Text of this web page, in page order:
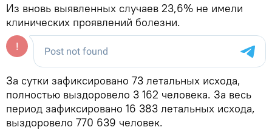
Из вновь выявленных случаев 23,6% не имели
клинических проявлений болезни.
За сутки зафиксировано 73 летальных исхода,
полностью выздоровело 3 162 человека. За весь
период зафиксировано 16 383 летальных исхода,
выздоровело 770 639 человек.